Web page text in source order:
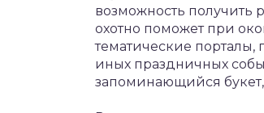
возможность получить
охотно поможет при
тематические порталы,
иных праздничных
запоминающийся